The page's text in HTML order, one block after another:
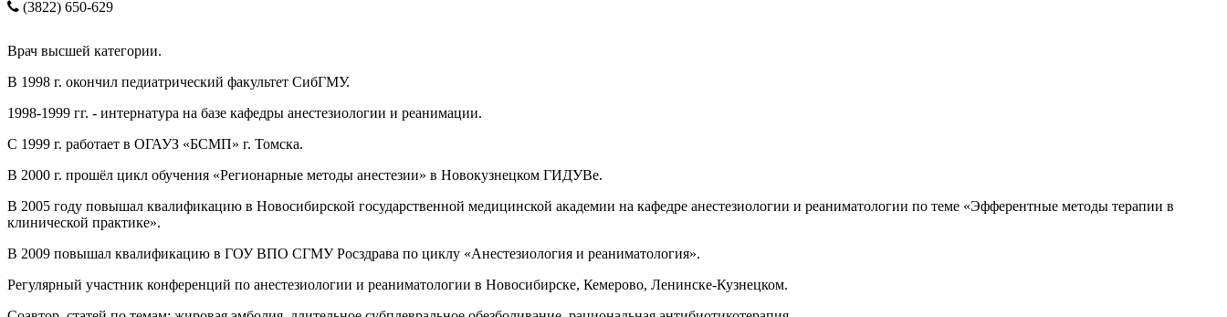
(3822) 650-629
Врач высшей категории.
В 1998 г. окончил педиатрический факультет СибГМУ.
1998-1999 гг. - интернатура на базе кафедры анестезиологии и реанимации.
С 1999 г. работает в ОГАУЗ «БСМП» г. Томска.
В 2000 г. прошёл цикл обучения «Регионарные методы анестезии» в Новокузнецком ГИДУВе.
В 2005 году повышал квалификацию в Новосибирской государственной медицинской академии на кафедре анестезиологии и реаниматологии по теме «Эфферентные методы терапии в
клинической практике».
В 2009 повышал квалификацию в ГОУ ВПО СГМУ Росздрава по циклу «Анестезиология и реаниматология».
Регулярный участник конференций по анестезиологии и реаниматологии в Новосибирске, Кемерово, Ленинске-Кузнецком.